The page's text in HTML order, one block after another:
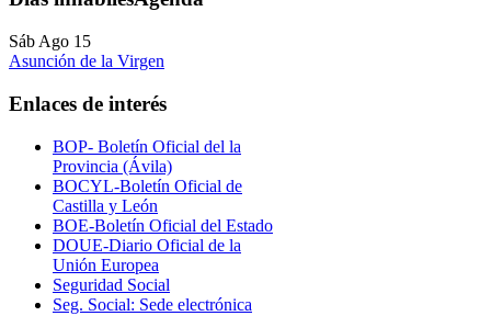
Sáb Ago 15
Asunción de la Virgen
Enlaces de interés
BOP- Boletín Oficial del la
Provincia (Ávila)
BOCYL-Boletín Oficial de
Castilla y León
BOE-Boletín Oficial del Estado
DOUE-Diario Oficial de la
Unión Europea
Seguridad Social
Seg. Social: Sede electrónica